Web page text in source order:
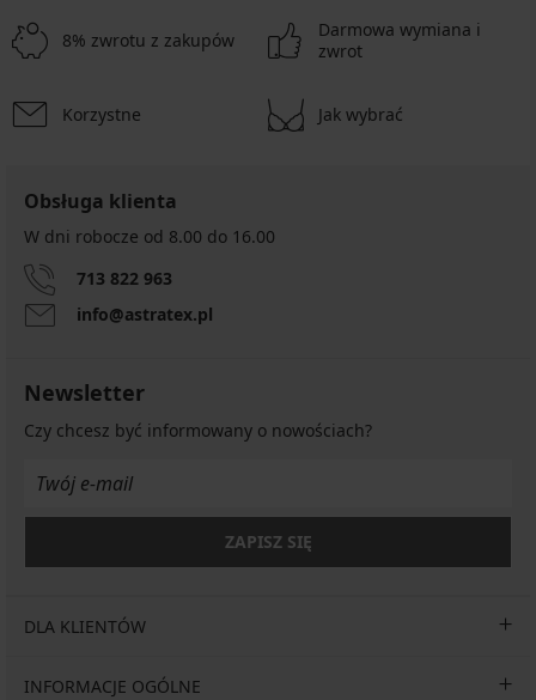
8% zwrotu z zakupów
Darmowa wymiana i
zwrot
Korzystne Jak wybrać
Obsługa klienta
W dni robocze od 8.00 do 16.00
713 822 963
info@astratex.pl
Newsletter
Czy chcesz być informowany o nowościach?
ZAPISZ SIĘ
DLA KLIENTÓW
INFORMACJE OGÓLNE